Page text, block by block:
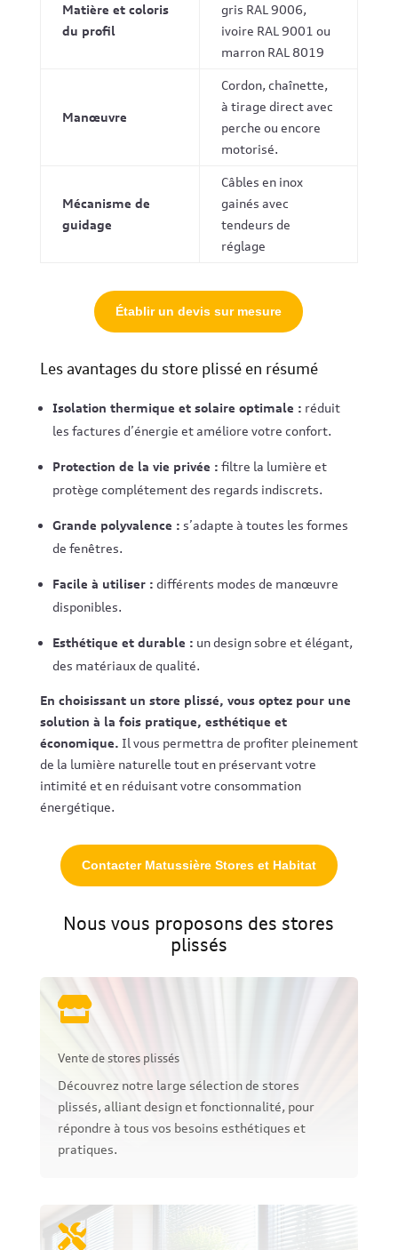
Matière et coloris
du profil
gris RAL 9006,
ivoire RAL 9001 ou
marron RAL 8019
Manœuvre
Cordon, chaînette,
à tirage direct avec
perche ou encore
motorisé.
Mécanisme de
guidage
Câbles en inox
gainés avec
tendeurs de
réglage
Établir un devis sur mesure
Les avantages du store plissé en résumé
Isolation thermique et solaire optimale : réduit
les factures d’énergie et améliore votre confort.
Protection de la vie privée : filtre la lumière et
protège complétement des regards indiscrets.
Grande polyvalence : s’adapte à toutes les formes
de fenêtres.
Facile à utiliser : différents modes de manœuvre
disponibles.
Esthétique et durable : un design sobre et élégant,
des matériaux de qualité.
En choisissant un store plissé, vous optez pour une
solution à la fois pratique, esthétique et
économique. Il vous permettra de profiter pleinement
de la lumière naturelle tout en préservant votre
intimité et en réduisant votre consommation
énergétique.
Contacter Matussière Stores et Habitat
Nous vous proposons des stores
plissés

Vente de stores plissés
Découvrez notre large sélection de stores
plissés, alliant design et fonctionnalité, pour
répondre à tous vos besoins esthétiques et
pratiques.
